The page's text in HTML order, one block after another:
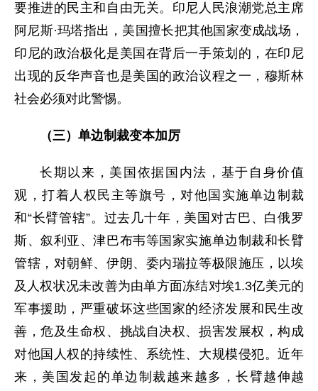
要推进的民主和自由无关。印尼人民浪潮党总主席
阿尼斯·玛塔指出，美国擅长把其他国家变成战场，
印尼的政治极化是美国在背后一手策划的，在印尼
出现的反华声音也是美国的政治议程之一，穆斯林
社会必须对此警惕。
（三）单边制裁变本加厉
长期以来，美国依据国内法，基于自身价值
观，打着人权民主等旗号，对他国实施单边制裁
和“长臂管辖”。过去几十年，美国对古巴、白俄罗
斯、叙利亚、津巴布韦等国家实施单边制裁和长臂
管辖，对朝鲜、伊朗、委内瑞拉等极限施压，以埃
及人权状况未改善为由单方面冻结对埃1.3亿美元的
军事援助，严重破坏这些国家的经济发展和民生改
善，危及生命权、挑战自决权、损害发展权，构成
对他国人权的持续性、系统性、大规模侵犯。近年
来，美国发起的单边制裁越来越多，长臂越伸越